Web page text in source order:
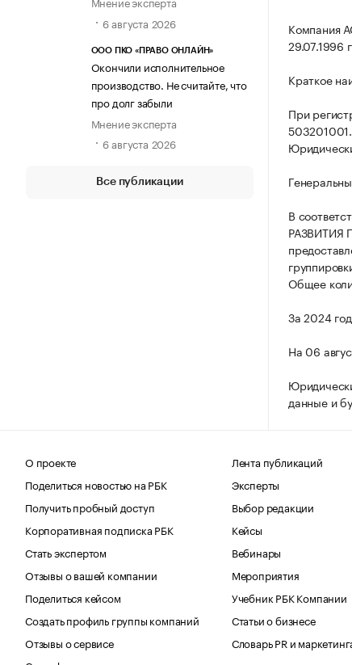
6 августа 2026
ООО ПКО «ПРАВО ОНЛАЙН»
Окончили исполнительное
производство. Не считайте, что
про долг забыли
Мнение эксперта
6 августа 2026
Все публикации
Компания
29.07.1996
Краткое
При
503201001.
В
РАЗВИТИЯ
Общее
За 2024
На 06
данные и
О проекте
Поделиться новостью на РБК
Получить пробный доступ
Корпоративная подписка РБК
Стать экспертом
Отзывы о вашей компании
Поделиться кейсом
Создать профиль группы компаний
Отзывы о сервисе
Лента публикаций
Эксперты
Выбор редакции
Кейсы
Вебинары
Мероприятия
Учебник РБК Компании
Статьи о бизнесе
Словарь PR и